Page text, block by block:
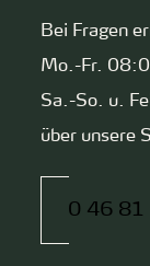
Bei Fragen
Mo.-Fr.
Sa.-So. u.
über unsere
0 46 81